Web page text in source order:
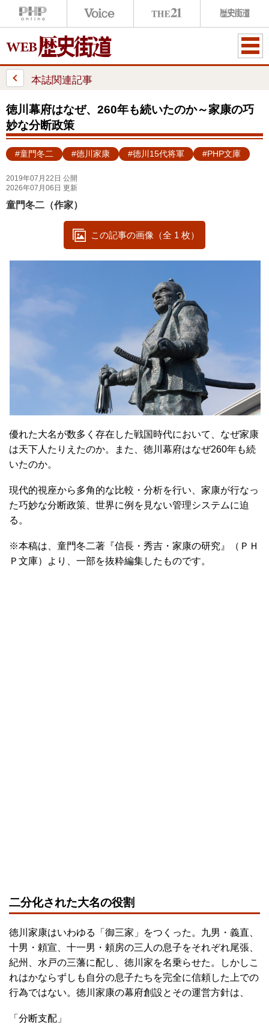
ME
本誌関連記事
徳川幕府はなぜ、260年も続いたのか～家康の巧
妙な分断政策
#童門冬二 #徳川家康 #徳川15代将軍 #PHP文庫
2019年07月22日 公開
2026年07月06日 更新
童門冬二（作家）
この記事の画像（全 1 枚）
優れた大名が数多く存在した戦国時代において、なぜ家康
は天下人たりえたのか。また、徳川幕府はなぜ260年も続
いたのか。
現代的視座から多角的な比較・分析を行い、家康が行なっ
た巧妙な分断政策、世界に例を見ない管理システムに迫
る。
※本稿は、童門冬二著『信長・秀吉・家康の研究』（ＰＨ
Ｐ文庫）より、一部を抜粋編集したものです。
二分化された大名の役割
徳川家康はいわゆる「御三家」をつくった。九男・義直、
十男・頼宣、十一男・頼房の三人の息子をそれぞれ尾張、
紀州、水戸の三藩に配し、徳川家を名乗らせた。しかしこ
れはかならずしも自分の息子たちを完全に信頼した上での
行為ではない。徳川家康の幕府創設とその運営方針は、
「分断支配」